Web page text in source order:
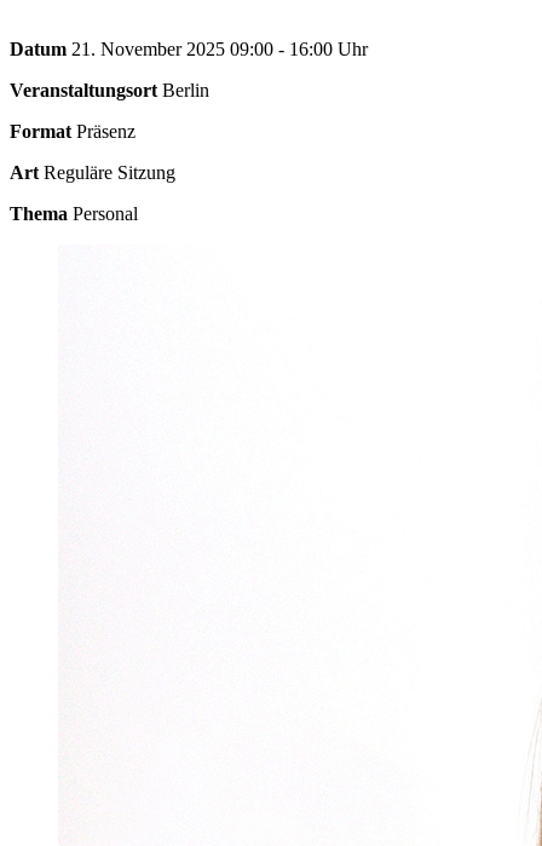
Datum 21. November 2025 09:00 - 16:00 Uhr
Veranstaltungsort Berlin
Format Präsenz
Art Reguläre Sitzung
Thema Personal